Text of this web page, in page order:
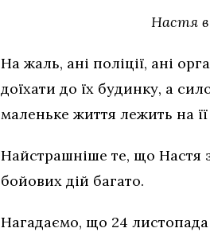
Настя в
На жаль, ані поліції, ані
доїхати до їх будинку, а
маленьке життя лежить на
Найстрашніше те, що Настя
бойових дій багато.
Нагадаємо, що 24